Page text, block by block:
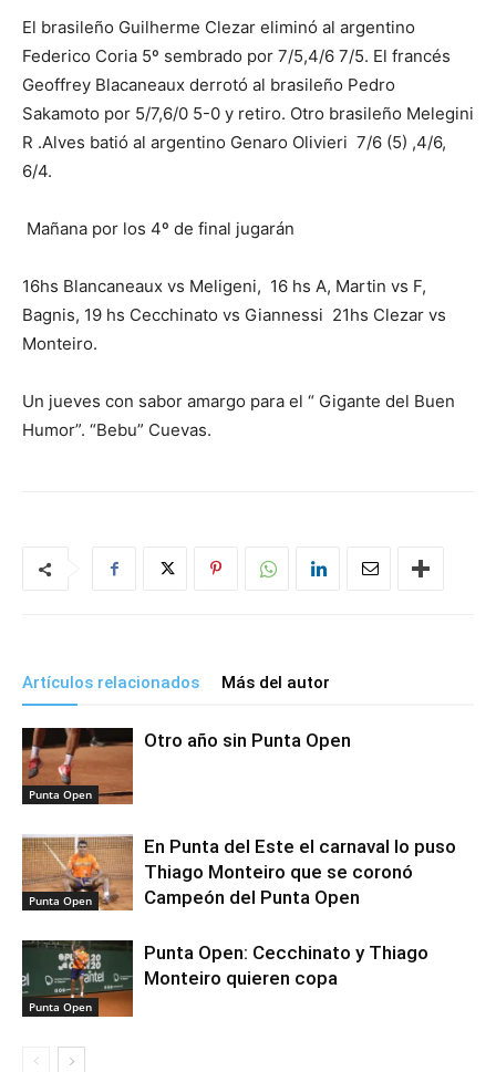
El brasileño Guilherme Clezar eliminó al argentino
Federico Coria 5º sembrado por 7/5,4/6 7/5. El francés
Geoffrey Blacaneaux derrotó al brasileño Pedro
Sakamoto por 5/7,6/0 5-0 y retiro. Otro brasileño Melegini
R .Alves batió al argentino Genaro Olivieri 7/6 (5) ,4/6,
6/4.
Mañana por los 4º de final jugarán
16hs Blancaneaux vs Meligeni, 16 hs A, Martin vs F,
Bagnis, 19 hs Cecchinato vs Giannessi 21hs Clezar vs
Monteiro.
Un jueves con sabor amargo para el “ Gigante del Buen
Humor”. “Bebu” Cuevas.
Artículos relacionados Más del autor
Punta Open
Otro año sin Punta Open
Punta Open
En Punta del Este el carnaval lo puso
Thiago Monteiro que se coronó
Campeón del Punta Open
Punta Open
Punta Open: Cecchinato y Thiago
Monteiro quieren copa